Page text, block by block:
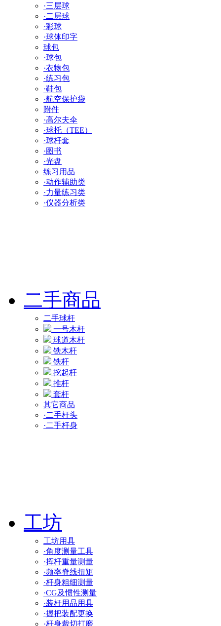
·三层球
·二层球
·彩球
·球体印字
球包
·球包
·衣物包
·练习包
·鞋包
·航空保护袋
附件
·高尔夫伞
·球托（TEE）
·球杆套
·图书
·光盘
练习用品
·动作辅助类
·力量练习类
·仪器分析类
二手商品
二手球杆
一号木杆
球道木杆
铁木杆
铁杆
挖起杆
推杆
套杆
其它商品
·二手杆头
·二手杆身
工坊
工坊用具
·角度测量工具
·挥杆重量测量
·频率脊线扭矩
·杆身粗细测量
·CG及惯性测量
·装杆用品用具
·握把装配更换
·杆身裁切打磨